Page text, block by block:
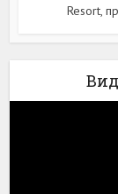
Resort,